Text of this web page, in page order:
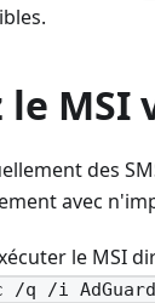
le
des
avec
le MSI
/q /i